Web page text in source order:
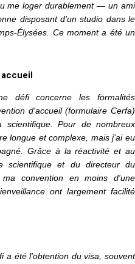
me loger durablement — un ami
disposant d'un studio dans le
Élysées. Ce moment a été un
défi concerne les formalités
d'accueil (formulaire Cerfa)
scientifique. Pour de nombreux
longue et complexe, mais j'ai eu
Grâce à la réactivité et au
scientifique et du directeur du
convention en moins d'une
ont largement facilité
a été l'obtention du visa, souvent